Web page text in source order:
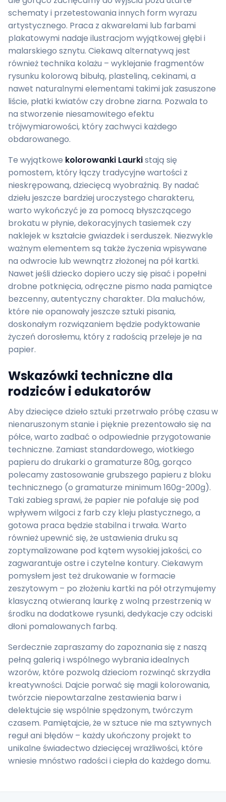
schematy i przetestowania innych form wyrazu
artystycznego. Praca z akwarelami lub farbami
plakatowymi nadaje ilustracjom wyjątkowej głębi i
malarskiego sznytu. Ciekawą alternatywą jest
również technika kolażu – wyklejanie fragmentów
rysunku kolorową bibułą, plasteliną, cekinami, a
nawet naturalnymi elementami takimi jak zasuszone
liście, płatki kwiatów czy drobne ziarna. Pozwala to
na stworzenie niesamowitego efektu
trójwymiarowości, który zachwyci każdego
obdarowanego.
Te wyjątkowe kolorowanki Laurkistają się
pomostem, który łączy tradycyjne wartości z
nieskrępowaną, dziecięcą wyobraźnią. By nadać
dziełu jeszcze bardziej uroczystego charakteru,
warto wykończyć je za pomocą błyszczącego
brokatu w płynie, dekoracyjnych tasiemek czy
naklejek w kształcie gwiazdek i serduszek. Niezwykle
ważnym elementem są także życzenia wpisywane
na odwrocie lub wewnątrz złożonej na pół kartki.
Nawet jeśli dziecko dopiero uczy się pisać i popełni
drobne potknięcia, odręczne pismo nada pamiątce
bezcenny, autentyczny charakter. Dla maluchów,
które nie opanowały jeszcze sztuki pisania,
doskonałym rozwiązaniem będzie podyktowanie
życzeń dorosłemu, który z radością przeleje je na
papier.
Wskazówki techniczne dla
rodziców i edukatorów
Aby dziecięce dzieło sztuki przetrwało próbę czasu w
nienaruszonym stanie i pięknie prezentowało się na
półce, warto zadbać o odpowiednie przygotowanie
techniczne. Zamiast standardowego, wiotkiego
papieru do drukarki o gramaturze 80g, gorąco
polecamy zastosowanie grubszego papieru z bloku
technicznego (o gramaturze minimum 160g-200g).
Taki zabieg sprawi, że papier nie pofaluje się pod
wpływem wilgoci z farb czy kleju plastycznego, a
gotowa praca będzie stabilna i trwała. Warto
również upewnić się, że ustawienia druku są
zoptymalizowane pod kątem wysokiej jakości, co
zagwarantuje ostre i czytelne kontury. Ciekawym
pomysłem jest też drukowanie w formacie
zeszytowym – po złożeniu kartki na pół otrzymujemy
klasyczną otwieraną laurkę z wolną przestrzenią w
środku na dodatkowe rysunki, dedykacje czy odciski
dłoni pomalowanych farbą.
Serdecznie zapraszamy do zapoznania się z naszą
pełną galerią i wspólnego wybrania idealnych
wzorów, które pozwolą dzieciom rozwinąć skrzydła
kreatywności. Dajcie porwać się magii kolorowania,
twórzcie niepowtarzalne zestawienia barw i
delektujcie się wspólnie spędzonym, twórczym
czasem. Pamiętajcie, że w sztuce nie ma sztywnych
reguł ani błędów – każdy ukończony projekt to
unikalne świadectwo dziecięcej wrażliwości, które
wniesie mnóstwo radości i ciepła do każdego domu.